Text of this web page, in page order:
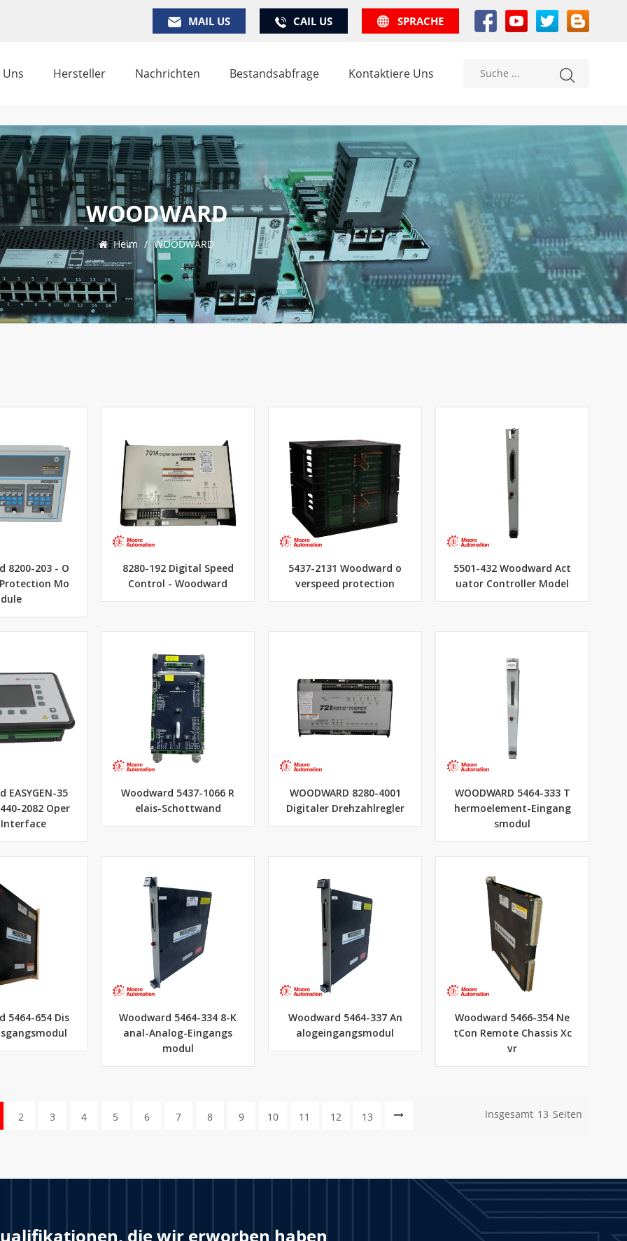
MAIL US CAIL US SPRACHE
Hersteller Nachrichten Bestandsabfrage Kontaktiere Uns
WOODWARD
Heim / WOODWARD
8200-203 - O
Mo
dule
8280-192 Digital Speed
Control - Woodward
5437-2131 Woodward o
verspeed protection
5501-432 Woodward Act
uator Controller Model
EASYGEN-35
2082 Oper
Woodward 5437-1066 R
elais-Schottwand
WOODWARD 8280-4001
Digitaler Drehzahlregler
WOODWARD 5464-333 T
hermoelement-Eingang
smodul
5464-654 Dis
Woodward 5464-334 8-K
anal-Analog-Eingangs
modul
Woodward 5464-337 An
alogeingangsmodul
Woodward 5466-354 Ne
tCon Remote Chassis Xc
vr
2 3 4 5 6 7 8 9 10 11 12 13 Insgesamt 13 Seiten
die wir erworben haben